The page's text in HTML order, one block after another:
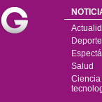
Salud
Ciencia